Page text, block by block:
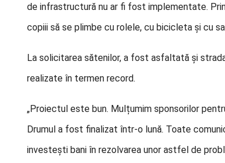
de infrastructură nu ar fi fost implementate.
copiii să se plimbe cu rolele, cu bicicleta și cu
La solicitarea sătenilor, a fost asfaltată și
realizate în termen record.
„Proiectul este bun. Mulțumim sponsorilor
Drumul a fost finalizat într-o lună. Toate
investești bani în rezolvarea unor astfel de